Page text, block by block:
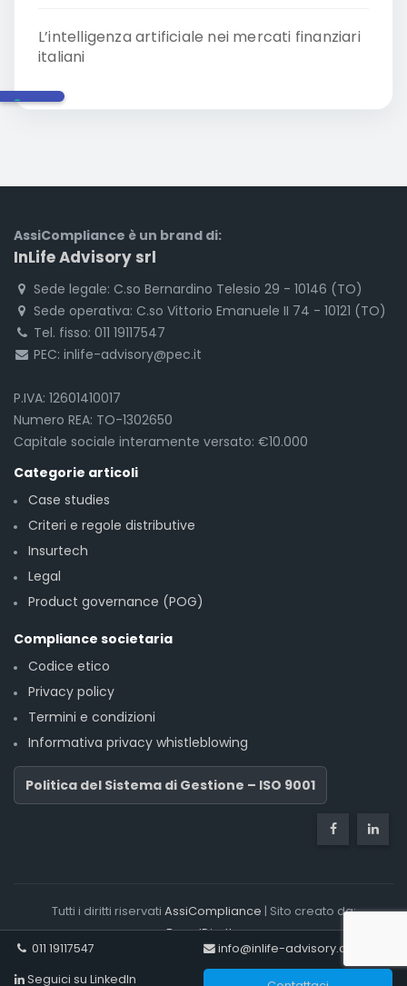
L’intelligenza artificiale nei mercati finanziari
italiani
011 19117547
info@inlife-advisory.com
Seguici su LinkedIn
AssiCompliance è un brand di:
InLife Advisory srl
Sede legale: C.so Bernardino Telesio 29 - 10146 (TO)
Sede operativa: C.so Vittorio Emanuele II 74 - 10121 (TO)
Tel. fisso: 011 19117547
PEC: inlife-advisory@pec.it
P.IVA: 12601410017
Numero REA: TO-1302650
Capitale sociale interamente versato: €10.000
Categorie articoli
Case studies
Criteri e regole distributive
Insurtech
Legal
Product governance (POG)
Compliance societaria
Codice etico
Privacy policy
Termini e condizioni
Informativa privacy whistleblowing
Politica del Sistema di Gestione – ISO 9001
Tutti i diritti riservati AssiCompliance | Sito creato da:
BrandDiretto